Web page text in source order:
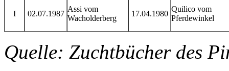
I 02.07.1987
Assi vom
Wacholderberg
17.04.1980
Quilico vom
Pferdewinkel
Quelle: Zuchtbücher des